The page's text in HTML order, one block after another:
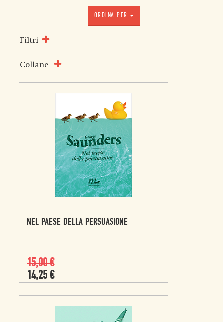
ORDINA PER
Filtri
Collane
NEL PAESE DELLA PERSUASIONE
15,00€
14,25 €